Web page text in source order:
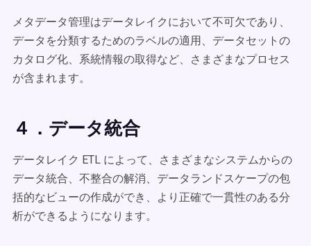
メタデータ管理はデータレイクにおいて不可欠であり、
データを分類するためのラベルの適用、データセットの
カタログ化、系統情報の取得など、さまざまなプロセス
が含まれます。
４．データ統合
データレイク ETL によって、さまざまなシステムからの
データ統合、不整合の解消、データランドスケープの包
括的なビューの作成ができ、より正確で一貫性のある分
析ができるようになります。